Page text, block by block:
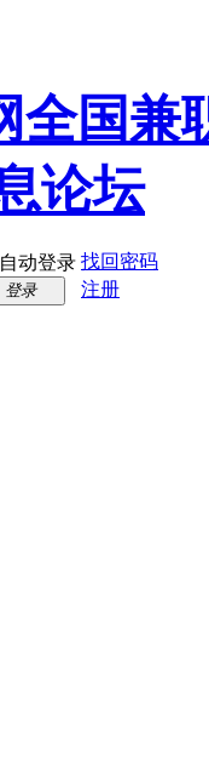
自动登录 找回密码
登录 注册